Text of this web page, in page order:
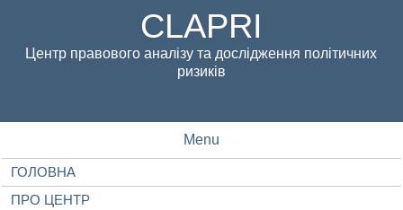
CLAPRI
Центр правового аналізу та дослідження політичних
ризиків
Menu
ГОЛОВНА
ПРО ЦЕНТР